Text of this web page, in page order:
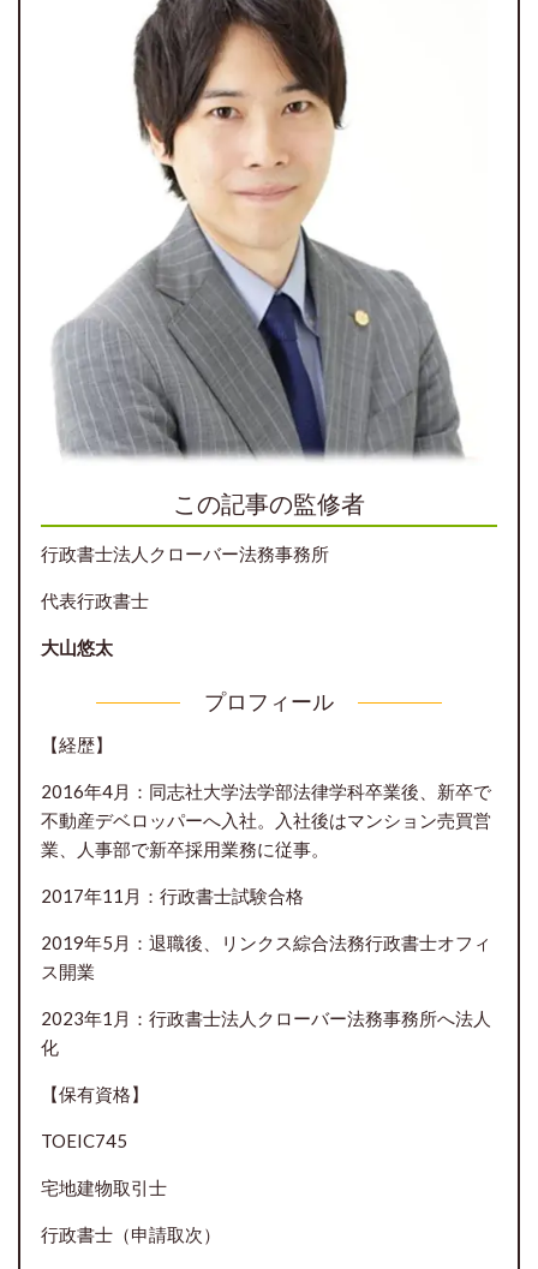
この記事の監修者
行政書士法人クローバー法務事務所
代表行政書士
大山悠太
プロフィール
【経歴】
2016年4月：同志社大学法学部法律学科卒業後、新卒で
不動産デベロッパーへ入社。入社後はマンション売買営
業、人事部で新卒採用業務に従事。
2017年11月：行政書士試験合格
2019年5月：退職後、リンクス綜合法務行政書士オフィ
ス開業
2023年1月：行政書士法人クローバー法務事務所へ法人
化
【保有資格】
TOEIC745
宅地建物取引士
行政書士（申請取次）